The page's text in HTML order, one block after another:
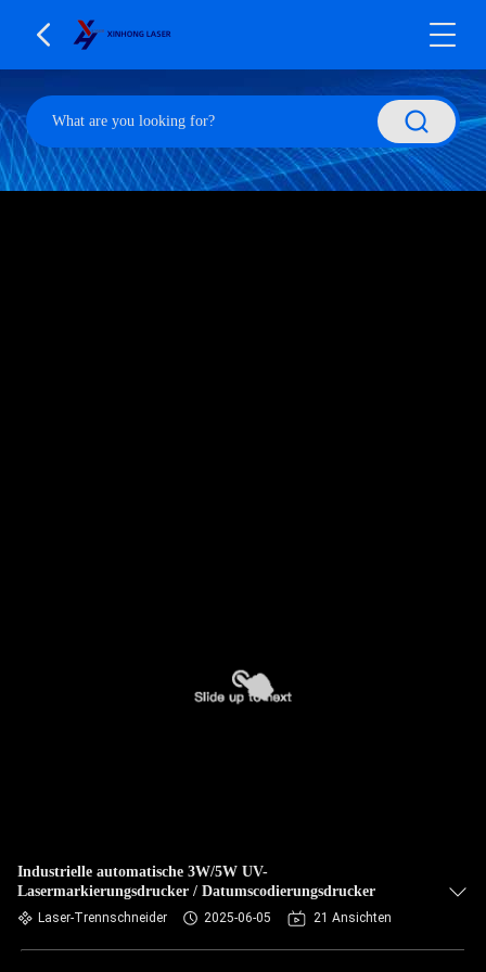
Industrielle automatische 3W/5W UV-
Lasermarkierungsdrucker / Datumscodierungsdrucker
Laser-Trennschneider 2025-06-05 21 Ansichten